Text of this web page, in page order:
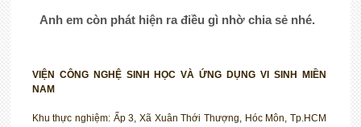
Anh em còn phát hiện ra điều gì nhờ chia sẻ nhé.
VIỆN CÔNG NGHỆ SINH HỌC VÀ ỨNG DỤNG VI SINH MIỀN
NAM
Khu thực nghiệm: Ấp 3, Xã Xuân Thới Thượng, Hóc Môn, Tp.HCM